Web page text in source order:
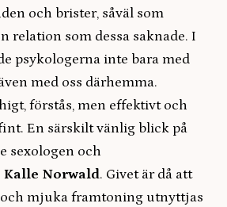
och brister, såväl som
relation som dessa saknade. I
psykologerna inte bara med
med oss därhemma.
förstås, men effektivt och
En särskilt vänlig blick på
sexologen och
Kalle Norwald. Givet är då att
mjuka framtoning utnyttjas